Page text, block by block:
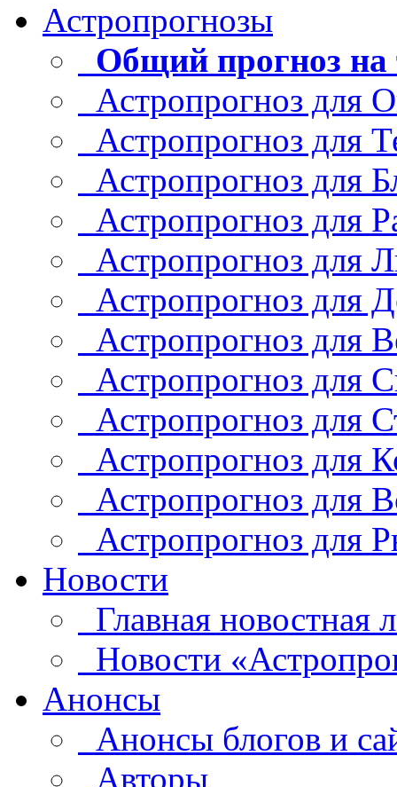
Астропрогнозы
Общий прогноз
Астропрогноз для
Астропрогноз для
Астропрогноз для
Астропрогноз для
Астропрогноз для
Астропрогноз для
Астропрогноз для
Астропрогноз для
Астропрогноз для
Астропрогноз для
Астропрогноз для
Астропрогноз для
Новости
Главная новостная
Новости
Анонсы
Анонсы блогов и
Авторы